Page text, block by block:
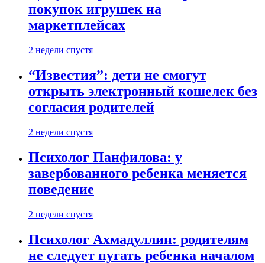
покупок игрушек на
маркетплейсах
2 недели спустя
“Известия”: дети не смогут
открыть электронный кошелек без
согласия родителей
2 недели спустя
Психолог Панфилова: у
завербованного ребенка меняется
поведение
2 недели спустя
Психолог Ахмадуллин: родителям
не следует пугать ребенка началом